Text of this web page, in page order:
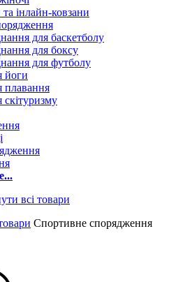
інлайн-ковзани
для баскетболу
для боксу
для футболу
йоги
плавання
Спортивне спорядження